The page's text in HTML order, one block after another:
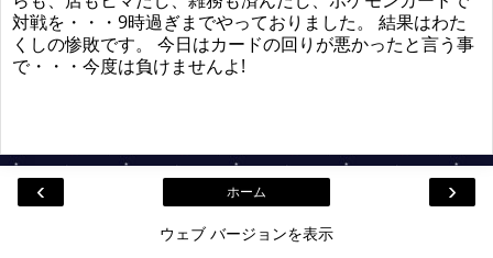
対戦を・・・9時過ぎまでやっておりました。 結果はわた
くしの惨敗です。 今日はカードの回りが悪かったと言う事
で・・・今度は負けませんよ!
‹ ›
ホーム
ウェブ バージョンを表示